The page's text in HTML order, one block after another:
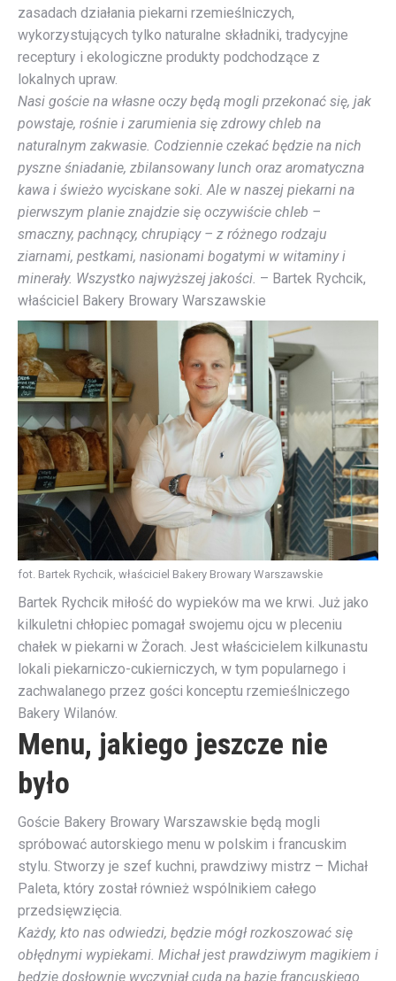
zasadach działania piekarni rzemieślniczych,
wykorzystujących tylko naturalne składniki, tradycyjne
receptury i ekologiczne produkty podchodzące z
lokalnych upraw.
Nasi goście na własne oczy będą mogli przekonać się, jak
powstaje, rośnie i zarumienia się zdrowy chleb na
naturalnym zakwasie. Codziennie czekać będzie na nich
pyszne śniadanie, zbilansowany lunch oraz aromatyczna
kawa i świeżo wyciskane soki. Ale w naszej piekarni na
pierwszym planie znajdzie się oczywiście chleb –
smaczny, pachnący, chrupiący – z różnego rodzaju
ziarnami, pestkami, nasionami bogatymi w witaminy i
minerały. Wszystko najwyższej jakości. – Bartek Rychcik,
właściciel Bakery Browary Warszawskie
fot. Bartek Rychcik, właściciel Bakery Browary Warszawskie
Bartek Rychcik miłość do wypieków ma we krwi. Już jako
kilkuletni chłopiec pomagał swojemu ojcu w pleceniu
chałek w piekarni w Żorach. Jest właścicielem kilkunastu
lokali piekarniczo-cukierniczych, w tym popularnego i
zachwalanego przez gości konceptu rzemieślniczego
Bakery Wilanów.
Menu, jakiego jeszcze nie
było
Goście Bakery Browary Warszawskie będą mogli
spróbować autorskiego menu w polskim i francuskim
stylu. Stworzy je szef kuchni, prawdziwy mistrz – Michał
Paleta, który został również wspólnikiem całego
przedsięwzięcia.
Każdy, kto nas odwiedzi, będzie mógł rozkoszować się
obłędnymi wypiekami. Michał jest prawdziwym magikiem i
będzie dosłownie wyczyniał cuda na bazie francuskiego